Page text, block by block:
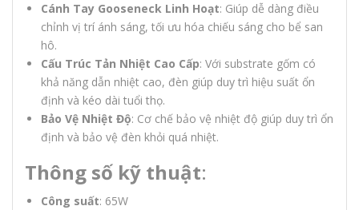
Cánh Tay Gooseneck Linh Hoạt: Giúp dễ dàng điều
chỉnh vị trí ánh sáng, tối ưu hóa chiếu sáng cho bể san
hô.
Cấu Trúc Tản Nhiệt Cao Cấp: Với substrate gốm có
khả năng dẫn nhiệt cao, đèn giúp duy trì hiệu suất ổn
định và kéo dài tuổi thọ.
Bảo Vệ Nhiệt Độ: Cơ chế bảo vệ nhiệt độ giúp duy trì ổn
định và bảo vệ đèn khỏi quá nhiệt.
Thông số kỹ thuật:
Công suất: 65W